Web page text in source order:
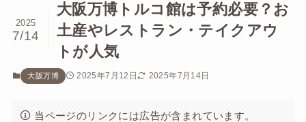
大阪万博トルコ館は予約必要？お
土産やレストラン・テイクアウ
トが人気
2025
7/14
大阪万博 2025年7月12日 2025年7月14日
当ページのリンクには広告が含まれています。